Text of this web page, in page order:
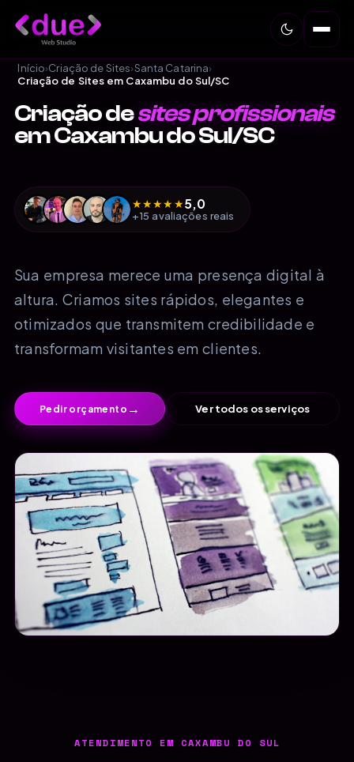
Início›Criação de Sites›Santa Catarina›
Criação de Sites em Caxambu do Sul/SC
Criação desites profissionais
em Caxambu do Sul/SC
★★★★★5,0
+15 avaliações reais
Sua empresa merece uma presença digital à
altura. Criamos sites rápidos, elegantes e
otimizados que transmitem credibilidade e
transformam visitantes em clientes.
Pedir orçamento → Ver todos os serviços
ATENDIMENTO EM CAXAMBU DO SUL